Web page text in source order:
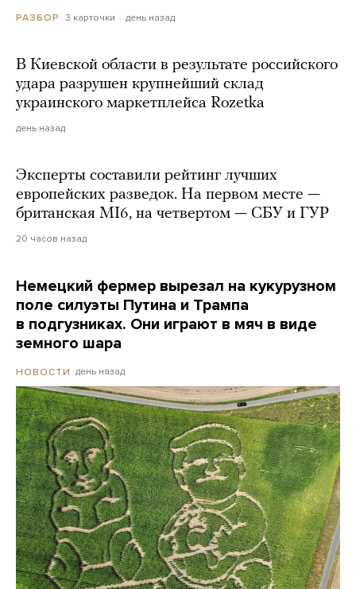
РАЗБОР 3 карточки день назад
В Киевской области в результате российского
удара разрушен крупнейший склад
украинского маркетплейса Rozetka
день назад
Эксперты составили рейтинг лучших
европейских разведок. На первом месте —
британская MI6, на четвертом — СБУ и ГУР
20 часов назад
Немецкий фермер вырезал на кукурузном
поле силуэты Путина и Трампа
в подгузниках. Они играют в мяч в виде
земного шара
НОВОСТИ день назад